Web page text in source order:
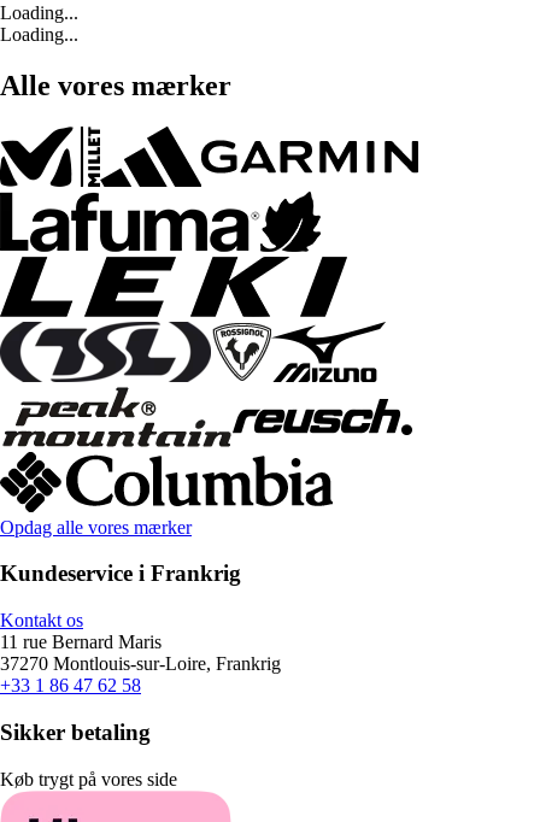
Loading...
Loading...
Alle vores mærker
Opdag alle vores mærker
Kundeservice i Frankrig
Kontakt os
11 rue Bernard Maris
37270 Montlouis-sur-Loire, Frankrig
+33 1 86 47 62 58
Sikker betaling
Køb trygt på vores side